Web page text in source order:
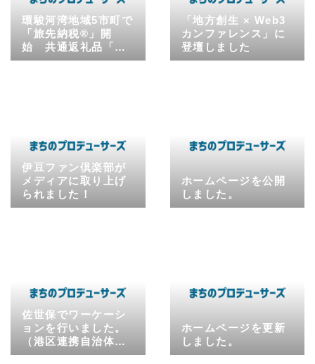
環駿河湾地域5市町で
「旅先納税®」開
始 共通返礼品「し
ず旅コイン」の提供
「地方創生 × Web3
カンファレンス」に
登壇しました
伊豆ファン倶楽部が
メディアに取り上げ
られました！
ホームページを公開
しました。
佐世保でワーケーシ
ョンを行いました。
（港区連携自治体ワ
ーケーション促進事
ホームページを更新
しました。